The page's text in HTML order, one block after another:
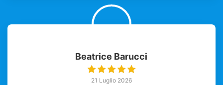
Beatrice Barucci
21 Luglio 2026